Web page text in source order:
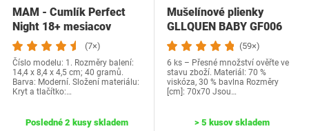
MAM - Cumlík Perfect
Night 18+ mesiacov
Tendance (2 kusy)…
(7×)
Číslo modelu: 1. Rozměry balení:
14,4 x 8,4 x 4,5 cm; 40 gramů.
Barva: Moderní. Složení materiálu:
Kryt a tlačítko:…
Posledné 2 kusy skladem
Mušelínové plienky
GLLQUEN BABY GF006
(59×)
6 ks – Přesné množství ověřte ve
stavu zboží. Materiál: ‎70 %
viskóza, 30 % bavlna Rozměry
[cm]: 70x70 Jsou…
> 5 kusov skladem